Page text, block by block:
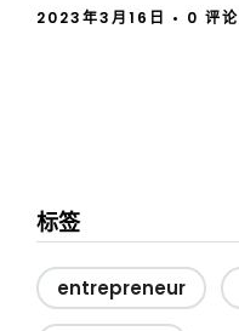
2023年3月16日 • 0 评论
标签
entrepreneur